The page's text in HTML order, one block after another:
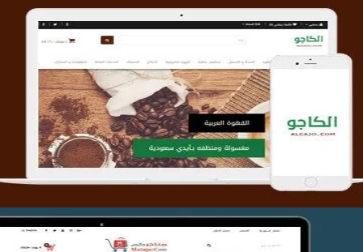
تصميم متجر الكاجو
التفاصيل